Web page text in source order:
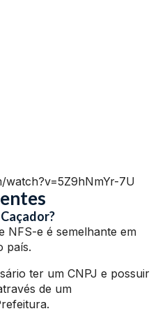
7U
NFS-e é semelhante em
país.
ter um CNPJ e possuir
de um